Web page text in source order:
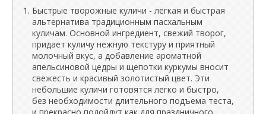
Быстрые творожные куличи - лёгкая и быстрая
альтернатива традиционным пасхальным
куличам. Основной ингредиент, свежий творог,
придает куличу нежную текстуру и приятный
молочный вкус, а добавление ароматной
апельсиновой цедры и щепотки куркумы вносит
свежесть и красивый золотистый цвет. Эти
небольшие куличи готовятся легко и быстро,
без необходимости длительного подъема теста,
и прекрасно подойдут как для праздничного